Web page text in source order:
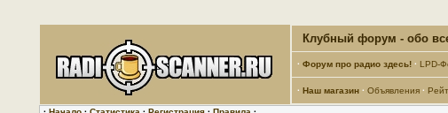
Клубный форум - обо
· Форум про радио здесь! · LPD-
· Наш магазин · Объявления ·